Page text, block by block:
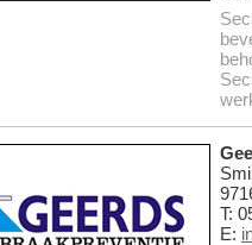
T:
E: